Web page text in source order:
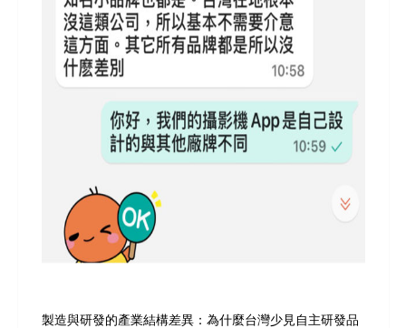
製造與研發的產業結構差異：為什麼台灣少見自主研發品